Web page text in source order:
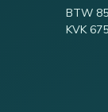
BTW
KVK